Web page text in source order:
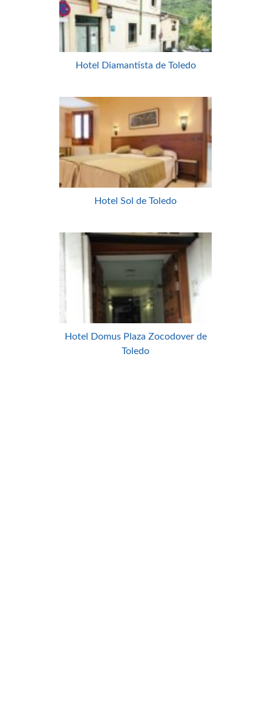
Hotel Diamantista de Toledo
Hotel Sol de Toledo
Hotel Domus Plaza Zocodover de
Toledo